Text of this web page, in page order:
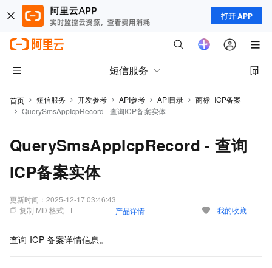
打开 APP
短信服务
首页 短信服务 开发参考 API参考 API目录
商标+ICP备案
QuerySmsAppIcpRecord - 查询ICP备案实体
QuerySmsAppIcpRecord - 查询
ICP备案实体
更新时间： 2025-12-17 03:46:43
复制 MD 格式
产品详情 我的收藏
查询 ICP 备案详情信息。